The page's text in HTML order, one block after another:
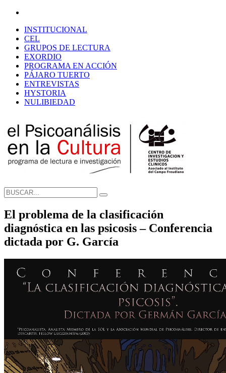
INSTITUCIONAL
CEL
GRUPOS DE LECTURA
EXORDIO
PROGRAMA EN ACCIÓN
PÁJARO TUERTO
ENTREVISTAS
HYSTORIA
NULIBIEDAD
El problema de la clasificación
diagnóstica en las psicosis – Conferencia
dictada por G. García